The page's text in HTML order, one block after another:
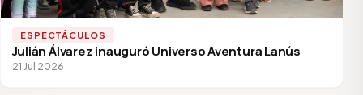
ESPECTÁCULOS
Julián Álvarez inauguró Universo Aventura Lanús
21 Jul 2026